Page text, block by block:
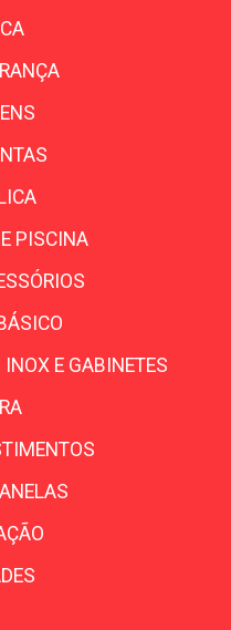
PISCINA
E GABINETES